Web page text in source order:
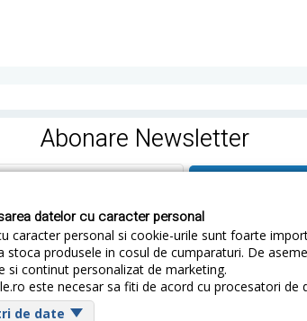
datelor cu caracter personal
caracter personal si cookie-urile sunt foarte
produsele in cosul de cumparaturi. De
si continut personalizat de marketing.
este necesar sa fiti de acord cu procesatori de
de date
Abonare Newsletter
Termeni si Conditii Confidentialitate